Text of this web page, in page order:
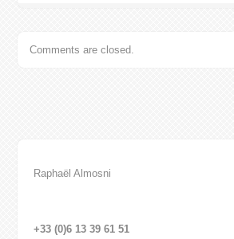
Comments are closed.
Raphaël Almosni
+33 (0)6 13 39 61 51